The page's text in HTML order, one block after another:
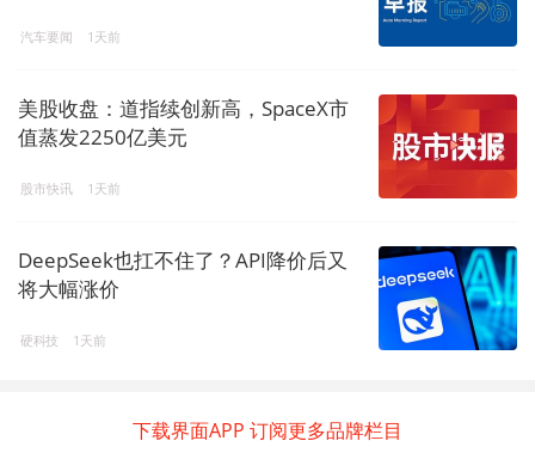
汽车要闻 1天前
美股收盘：道指续创新高，SpaceX市
值蒸发2250亿美元
股市快讯 1天前
DeepSeek也扛不住了？API降价后又
将大幅涨价
硬科技 1天前
下载界面APP 订阅更多品牌栏目